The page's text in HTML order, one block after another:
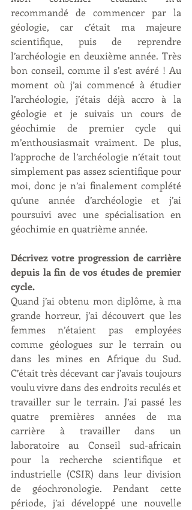
recommandé de commencer par la
géologie, car c’était ma majeure
scientifique, puis de reprendre
l’archéologie en deuxième année. Très
bon conseil, comme il s’est avéré ! Au
moment où j’ai commencé à étudier
l’archéologie, j’étais déjà accro à la
géologie et je suivais un cours de
géochimie de premier cycle qui
m’enthousiasmait vraiment. De plus,
l’approche de l’archéologie n’était tout
simplement pas assez scientifique pour
moi, donc je n’ai finalement complété
qu’une année d’archéologie et j’ai
poursuivi avec une spécialisation en
géochimie en quatrième année.
Décrivez votre progression de carrière
depuis la fin de vos études de premier
cycle.
Quand j’ai obtenu mon diplôme, à ma
grande horreur, j’ai découvert que les
femmes n’étaient pas employées
comme géologues sur le terrain ou
dans les mines en Afrique du Sud.
C’était très décevant car j’avais toujours
voulu vivre dans des endroits reculés et
travailler sur le terrain. J’ai passé les
quatre premières années de ma
carrière à travailler dans un
laboratoire au Conseil sud-africain
pour la recherche scientifique et
industrielle (CSIR) dans leur division
de géochronologie. Pendant cette
période, j’ai développé une nouvelle